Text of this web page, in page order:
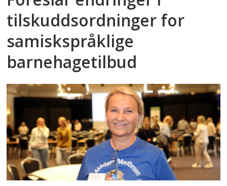
tilskuddsordninger for
samiskspråklige
barnehagetilbud